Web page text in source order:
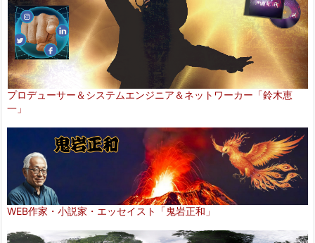
プロデューサー＆システムエンジニア＆ネットワーカー「鈴木恵
一」
WEB作家・小説家・エッセイスト「鬼岩正和」